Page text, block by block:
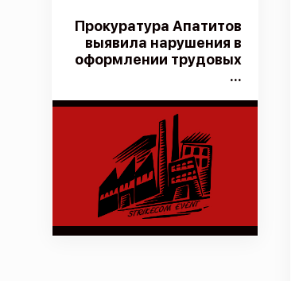
Прокуратура Апатитов
выявила нарушения в
оформлении трудовых
...